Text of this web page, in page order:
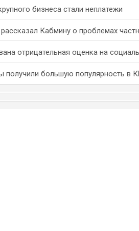
бизнеса стали неплатежи
Кабмину о проблемах
отрицательная оценка на
получили большую популярность в